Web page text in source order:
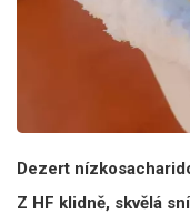
Dezert
Z HF klidně, skvělá